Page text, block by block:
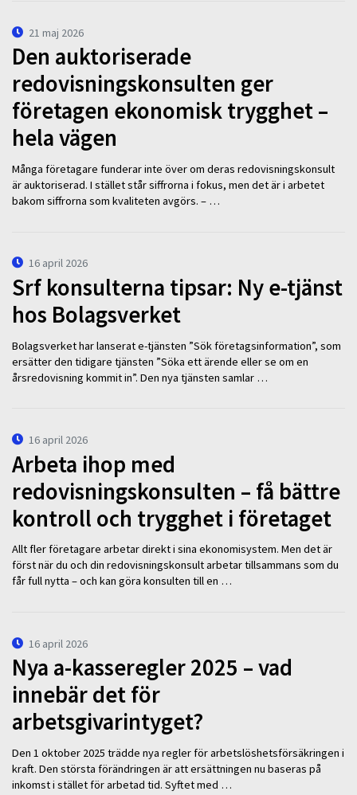
21 maj 2026
Den auktoriserade
redovisningskonsulten ger
företagen ekonomisk trygghet –
hela vägen
Många företagare funderar inte över om deras redovisningskonsult
är auktoriserad. I stället står siffrorna i fokus, men det är i arbetet
bakom siffrorna som kvaliteten avgörs. – …
16 april 2026
Srf konsulterna tipsar: Ny e-tjänst
hos Bolagsverket
Bolagsverket har lanserat e-tjänsten ”Sök företagsinformation”, som
ersätter den tidigare tjänsten ”Söka ett ärende eller se om en
årsredovisning kommit in”. Den nya tjänsten samlar …
16 april 2026
Arbeta ihop med
redovisningskonsulten – få bättre
kontroll och trygghet i företaget
Allt fler företagare arbetar direkt i sina ekonomisystem. Men det är
först när du och din redovisningskonsult arbetar tillsammans som du
får full nytta – och kan göra konsulten till en …
16 april 2026
Nya a-kasseregler 2025 – vad
innebär det för
arbetsgivarintyget?
Den 1 oktober 2025 trädde nya regler för arbetslöshetsförsäkringen i
kraft. Den största förändringen är att ersättningen nu baseras på
inkomst i stället för arbetad tid. Syftet med …